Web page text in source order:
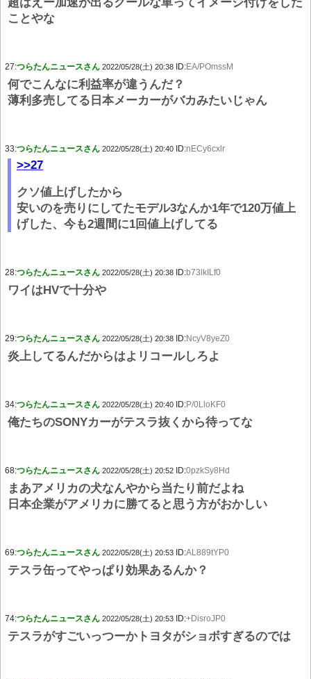
ことやな
27:つらたんニュースさん 2022/05/28(土) 20:38 ID:EA/POmssM
何でこんなに利益率が違うんだ？
薄利多売してる日本メーカーがバカみたいじゃん
33:つらたんニュースさん 2022/05/28(土) 20:40 ID:nECy6cxlr
>>27
クソ値上げしたから
安いのを売りにしてたモデル3なんか1年で120万値上
げした、今も2週間に1回値上げしてる
28:つらたんニュースさん 2022/05/28(土) 20:38 ID:b73lkILf0
ワイはHVで十分や
29:つらたんニュースさん 2022/05/28(土) 20:38 ID:NcyV8yeZ0
炎上してるんだからはよリコールしろよ
34:つらたんニュースさん 2022/05/28(土) 20:40 ID:P/0LloKF0
俺たちのSONYカーがテスラ抜くから待ってな
68:つらたんニュースさん 2022/05/28(土) 20:52 ID:0pzkSy8Hd
まあアメリカの犬なんやから当たり前だよね
日本企業がアメリカに勝てると思う方がおかしい
69:つらたんニュースさん 2022/05/28(土) 20:53 ID:AL889tYP0
テスラ缶ってやっぱり効果あるんか？
74:つらたんニュースさん 2022/05/28(土) 20:53 ID:+DisroJP0
テスラがすごいっつーかトヨタがショボすぎるのでは